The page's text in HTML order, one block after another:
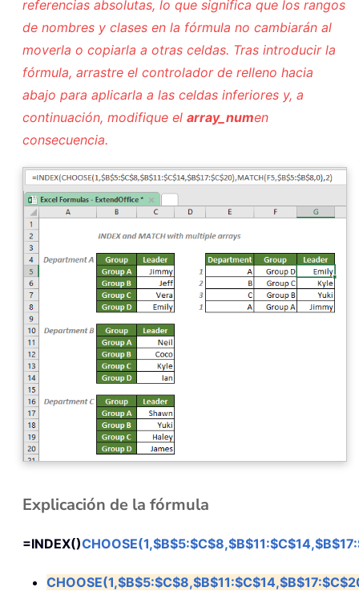
referencias absolutas, lo que significa que los rangos
de nombres y clases en la fórmula no cambiarán al
moverla o copiarla a otras celdas. Tras introducir la
fórmula, arrastre el controlador de relleno hacia
abajo para aplicarla a las celdas inferiores y, a
continuación, modifique el array_numen
consecuencia.
Explicación de la fórmula
=INDEX()